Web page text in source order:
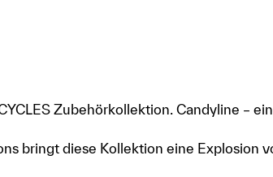
Zubehörkollektion. Candyline –
bringt diese Kollektion eine Explosion